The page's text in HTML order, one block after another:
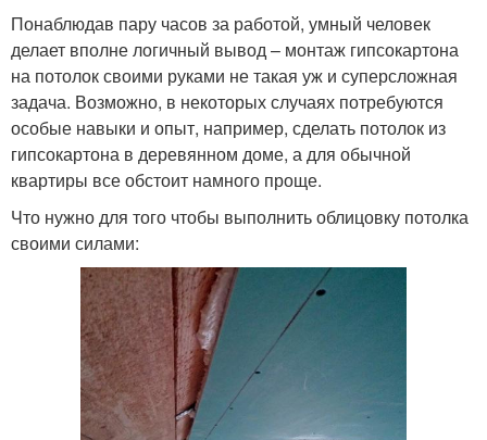
Понаблюдав пару часов за работой, умный человек
делает вполне логичный вывод – монтаж гипсокартона
на потолок своими руками не такая уж и суперсложная
задача. Возможно, в некоторых случаях потребуются
особые навыки и опыт, например, сделать потолок из
гипсокартона в деревянном доме, а для обычной
квартиры все обстоит намного проще.
Что нужно для того чтобы выполнить облицовку потолка
своими силами: